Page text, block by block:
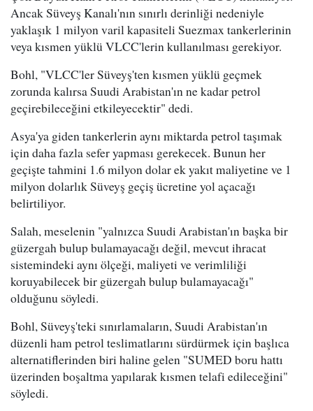
Ancak Süveyş Kanalı'nın sınırlı derinliği nedeniyle
yaklaşık 1 milyon varil kapasiteli Suezmax tankerlerinin
veya kısmen yüklü VLCC'lerin kullanılması gerekiyor.
Bohl, "VLCC'ler Süveyş'ten kısmen yüklü geçmek
zorunda kalırsa Suudi Arabistan'ın ne kadar petrol
geçirebileceğini etkileyecektir" dedi.
Asya'ya giden tankerlerin aynı miktarda petrol taşımak
için daha fazla sefer yapması gerekecek. Bunun her
geçişte tahmini 1.6 milyon dolar ek yakıt maliyetine ve 1
milyon dolarlık Süveyş geçiş ücretine yol açacağı
belirtiliyor.
Salah, meselenin "yalnızca Suudi Arabistan'ın başka bir
güzergah bulup bulamayacağı değil, mevcut ihracat
sistemindeki aynı ölçeği, maliyeti ve verimliliği
koruyabilecek bir güzergah bulup bulamayacağı"
olduğunu söyledi.
Bohl, Süveyş'teki sınırlamaların, Suudi Arabistan'ın
düzenli ham petrol teslimatlarını sürdürmek için başlıca
alternatiflerinden biri haline gelen "SUMED boru hattı
üzerinden boşaltma yapılarak kısmen telafi edileceğini"
söyledi.